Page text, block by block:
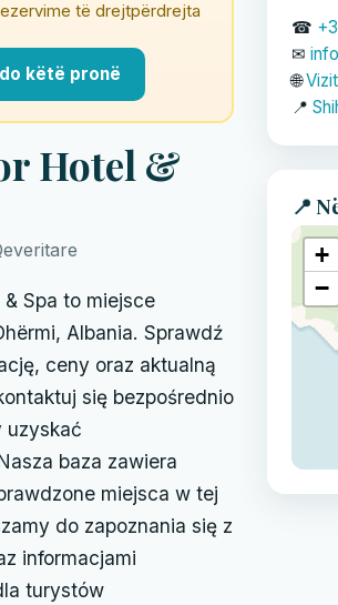
të drejtpërdrejta
këtë pronë
Hotel &
Spa to miejsce
Albania. Sprawdź
ceny oraz aktualną
się bezpośrednio
uzyskać
baza zawiera
miejsca w tej
do zapoznania się z
informacjami
turystów
☎
✉
🌐
📍
📍
+
−